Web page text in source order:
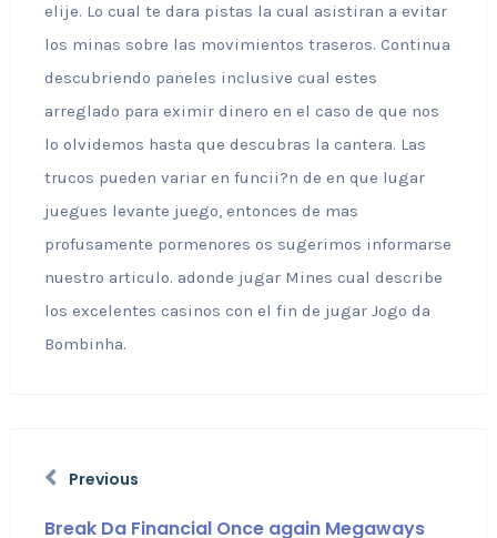
elije. Lo cual te dara pistas la cual asistiran a evitar
los minas sobre las movimientos traseros. Continua
descubriendo paneles inclusive cual estes
arreglado para eximir dinero en el caso de que nos
lo olvidemos hasta que descubras la cantera. Las
trucos pueden variar en funcii?n de en que lugar
juegues levante juego, entonces de mas
profusamente pormenores os sugerimos informarse
nuestro articulo. adonde jugar Mines cual describe
los excelentes casinos con el fin de jugar Jogo da
Bombinha.
Previous
Break Da Financial Once again Megaways